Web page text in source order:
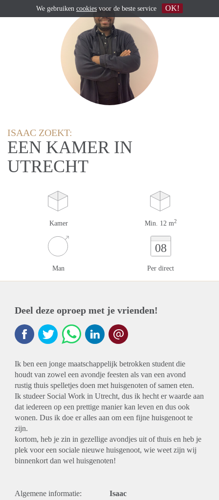
ISAAC ZOEKT:
EEN KAMER IN
UTRECHT
Kamer Min. 12 m2
Man
08
Per direct
Deel deze oproep met je vrienden!
Ik ben een jonge maatschappelijk betrokken student die
houdt van zowel een avondje feesten als van een avond
rustig thuis spelletjes doen met huisgenoten of samen eten.
Ik studeer Social Work in Utrecht, dus ik hecht er waarde aan
dat iedereen op een prettige manier kan leven en dus ook
wonen. Dus ik doe er alles aan om een fijne huisgenoot te
zijn.
kortom, heb je zin in gezellige avondjes uit of thuis en heb je
plek voor een sociale nieuwe huisgenoot, wie weet zijn wij
binnenkort dan wel huisgenoten!
Algemene informatie: Isaac
We gebruiken cookies voor de beste service OK!